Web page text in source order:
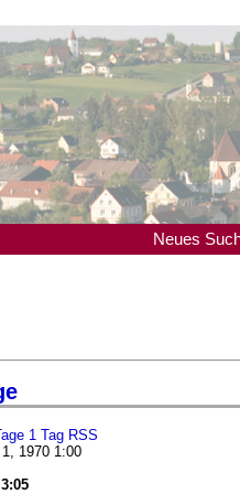
Neues
1 Tag RSS
1970 1:00